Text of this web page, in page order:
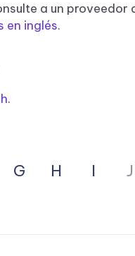
a un
en inglés.
.
G H I J